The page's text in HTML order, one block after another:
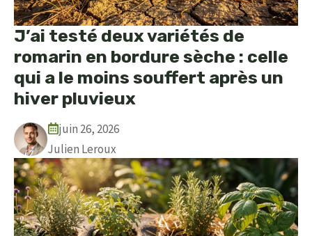
J’ai testé deux variétés de
romarin en bordure sèche : celle
qui a le moins souffert après un
hiver pluvieux
juin 26, 2026
Julien Leroux